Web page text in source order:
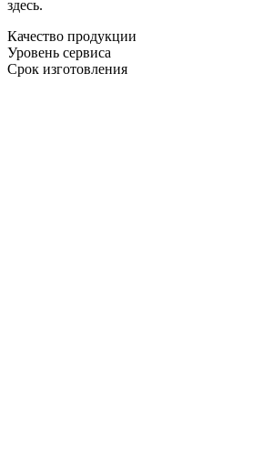
здесь.
Качество продукции
Уровень сервиса
Срок изготовления